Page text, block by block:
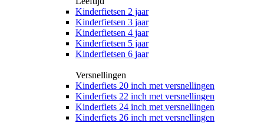
Kinderfietsen 2 jaar
Kinderfietsen 3 jaar
Kinderfietsen 4 jaar
Kinderfietsen 5 jaar
Kinderfietsen 6 jaar
Versnellingen
Kinderfiets 20 inch met versnellingen
Kinderfiets 22 inch met versnellingen
Kinderfiets 24 inch met versnellingen
Kinderfiets 26 inch met versnellingen